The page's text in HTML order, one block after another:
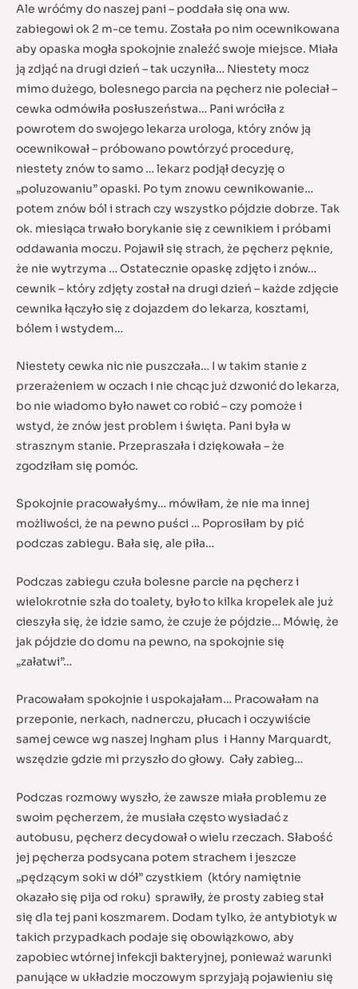
Ale wróćmy do naszej pani – poddała się ona ww.
zabiegowi ok 2 m-ce temu. Została po nim ocewnikowana
aby opaska mogła spokojnie znaleźć swoje miejsce. Miała
ją zdjąć na drugi dzień – tak uczyniła… Niestety mocz
mimo dużego, bolesnego parcia na pęcherz nie poleciał –
cewka odmówiła posłuszeństwa… Pani wróciła z
powrotem do swojego lekarza urologa, który znów ją
ocewnikował – próbowano powtórzyć procedurę,
niestety znów to samo … lekarz podjął decyzję o
„poluzowaniu” opaski. Po tym znowu cewnikowanie…
potem znów ból i strach czy wszystko pójdzie dobrze. Tak
ok. miesiąca trwało borykanie się z cewnikiem i próbami
oddawania moczu. Pojawił się strach, że pęcherz pęknie,
że nie wytrzyma … Ostatecznie opaskę zdjęto i znów…
cewnik – który zdjęty został na drugi dzień – każde zdjęcie
cewnika łączyło się z dojazdem do lekarza, kosztami,
bólem i wstydem…
Niestety cewka nic nie puszczała… I w takim stanie z
przerażeniem w oczach i nie chcąc już dzwonić do lekarza,
bo nie wiadomo było nawet co robić – czy pomoże i
wstyd, że znów jest problem i święta. Pani była w
strasznym stanie. Przepraszała i dziękowała – że
zgodziłam się pomóc.
Spokojnie pracowałyśmy… mówiłam, że nie ma innej
możliwości, że na pewno puści … Poprosiłam by pić
podczas zabiegu. Bała się, ale piła…
Podczas zabiegu czuła bolesne parcie na pęcherz i
wielokrotnie szła do toalety, było to kilka kropelek ale już
cieszyła się, że idzie samo, że czuje że pójdzie… Mówię, że
jak pójdzie do domu na pewno, na spokojnie się
„załatwi”…
Pracowałam spokojnie i uspokajałam… Pracowałam na
przeponie, nerkach, nadnerczu, płucach i oczywiście
samej cewce wg naszej Ingham plus i Hanny Marquardt,
wszędzie gdzie mi przyszło do głowy. Cały zabieg…
Podczas rozmowy wyszło, że zawsze miała problemu ze
swoim pęcherzem, że musiała często wysiadać z
autobusu, pęcherz decydował o wielu rzeczach. Słabość
jej pęcherza podsycana potem strachem i jeszcze
„pędzącym soki w dół” czystkiem (który namiętnie
okazało się pija od roku) sprawiły, że prosty zabieg stał
się dla tej pani koszmarem. Dodam tylko, że antybiotyk w
takich przypadkach podaje się obowiązkowo, aby
zapobiec wtórnej infekcji bakteryjnej, ponieważ warunki
panujące w układzie moczowym sprzyjają pojawieniu się